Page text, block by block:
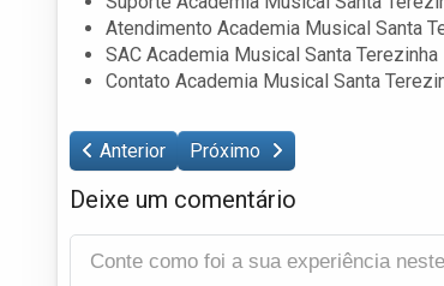
Atendimento Academia Musical Santa
SAC Academia Musical Santa Terezinha
Contato Academia Musical Santa
Anterior Próximo
Deixe um comentário